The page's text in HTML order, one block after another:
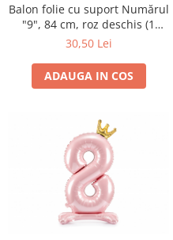
Balon folie cu suport Numărul
"9", 84 cm, roz deschis (1
pachet / 1 buc.)
30,50 Lei
ADAUGA IN COS